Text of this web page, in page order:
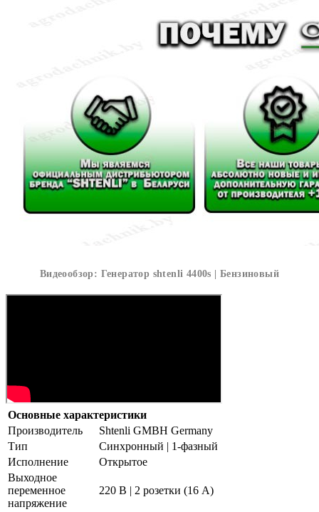
Видеообзор: Генератор shtenli 4400s | Бензиновый
Основные характеристики
Производитель
Shtenli GMBH Germany
Тип
Синхронный | 1-фазный
Исполнение
Открытое
Выходное
переменное
напряжение
220 В | 2 розетки (16 А)